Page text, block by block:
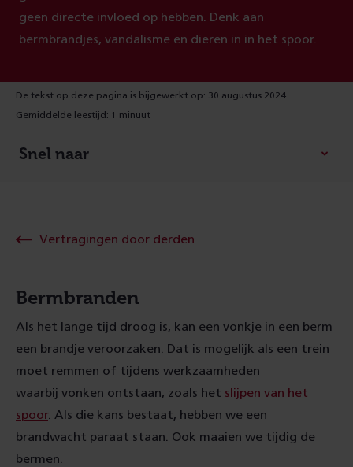
geen directe invloed op hebben. Denk aan
bermbrandjes, vandalisme en dieren in in het spoor.
De tekst op deze pagina is bijgewerkt op: 30 augustus 2024.
Gemiddelde leestijd: 1 minuut
Snel naar
Vertragingen door derden
Bermbranden
Als het lange tijd droog is, kan een vonkje in een berm
een brandje veroorzaken. Dat is mogelijk als een trein
moet remmen of tijdens werkzaamheden
waarbij vonken ontstaan, zoals het slijpen van het
spoor. Als die kans bestaat, hebben we een
brandwacht paraat staan. Ook maaien we tijdig de
bermen.